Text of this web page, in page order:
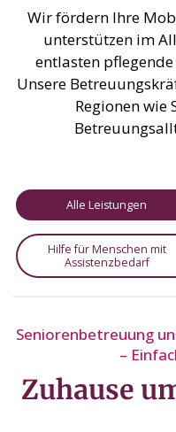
Wir fördern Ihre
unterstützen im
entlasten
Unsere
Regionen wie
Alle Leistungen
Hilfe für Menschen mit
Assistenzbedarf
Seniorenbetreuung
–
Zuhause